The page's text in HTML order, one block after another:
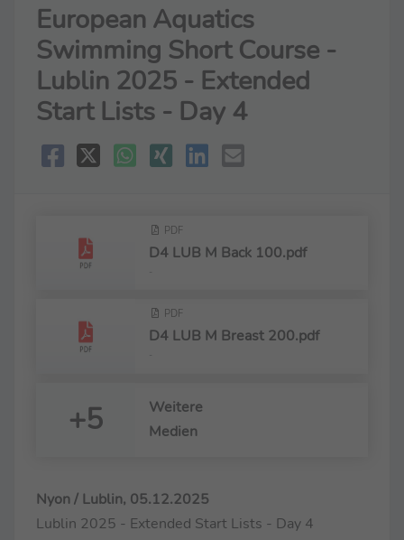
European Aquatics
Swimming Short Course -
Lublin 2025 - Extended
Start Lists - Day 4
PDF
D4 LUB M Back 100.pdf
PDF
D4 LUB M Breast 200.pdf
+5
Weitere
Medien
Nyon / Lublin, 05.12.2025
Lublin 2025 - Extended Start Lists - Day 4